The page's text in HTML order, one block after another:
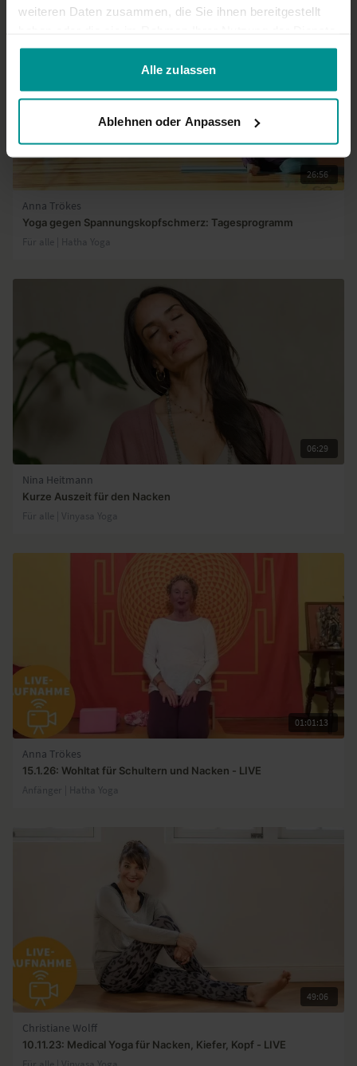
weiteren Daten zusammen, die Sie ihnen bereitgestellt
gesammelt haben.
Alle zulassen
Ablehnen oder Anpassen
26:56
Anna Trökes
Yoga gegen Spannungskopfschmerz: Tagesprogramm
Für alle | Hatha Yoga
06:29
Nina Heitmann
Kurze Auszeit für den Nacken
Für alle | Vinyasa Yoga
01:01:13
Anna Trökes
15.1.26: Wohltat für Schultern und Nacken - LIVE
Anfänger | Hatha Yoga
49:06
Christiane Wolff
10.11.23: Medical Yoga für Nacken, Kiefer, Kopf - LIVE